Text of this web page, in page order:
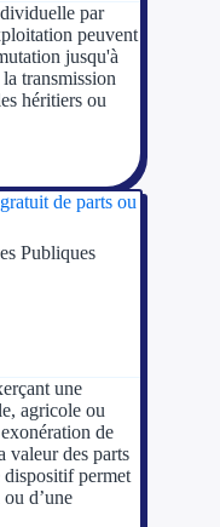
par
peuvent
jusqu'à
transmission
héritiers ou
de parts ou
Publiques
une
agricole ou
de
valeur des parts
dispositif permet
d’une